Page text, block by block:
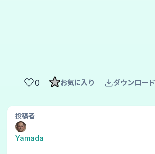
🤍0 お気に入り ダウンロード
投稿者
Yamada